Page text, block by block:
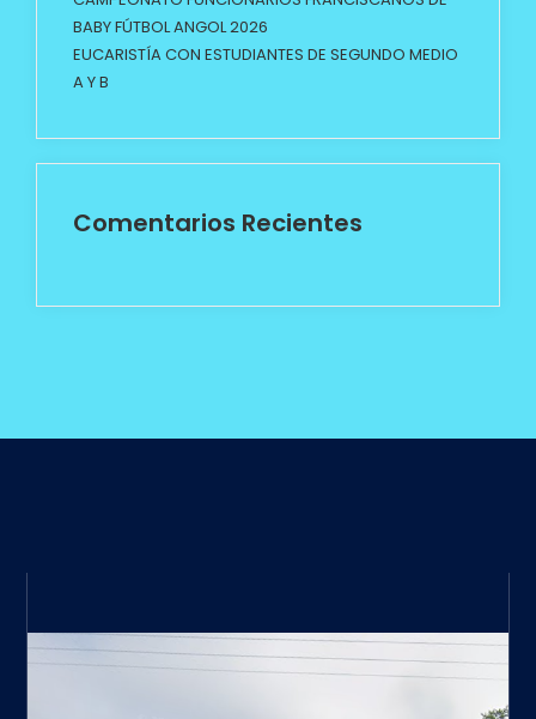
BABY FÚTBOL ANGOL 2026
EUCARISTÍA CON ESTUDIANTES DE SEGUNDO MEDIO
A Y B
Comentarios Recientes